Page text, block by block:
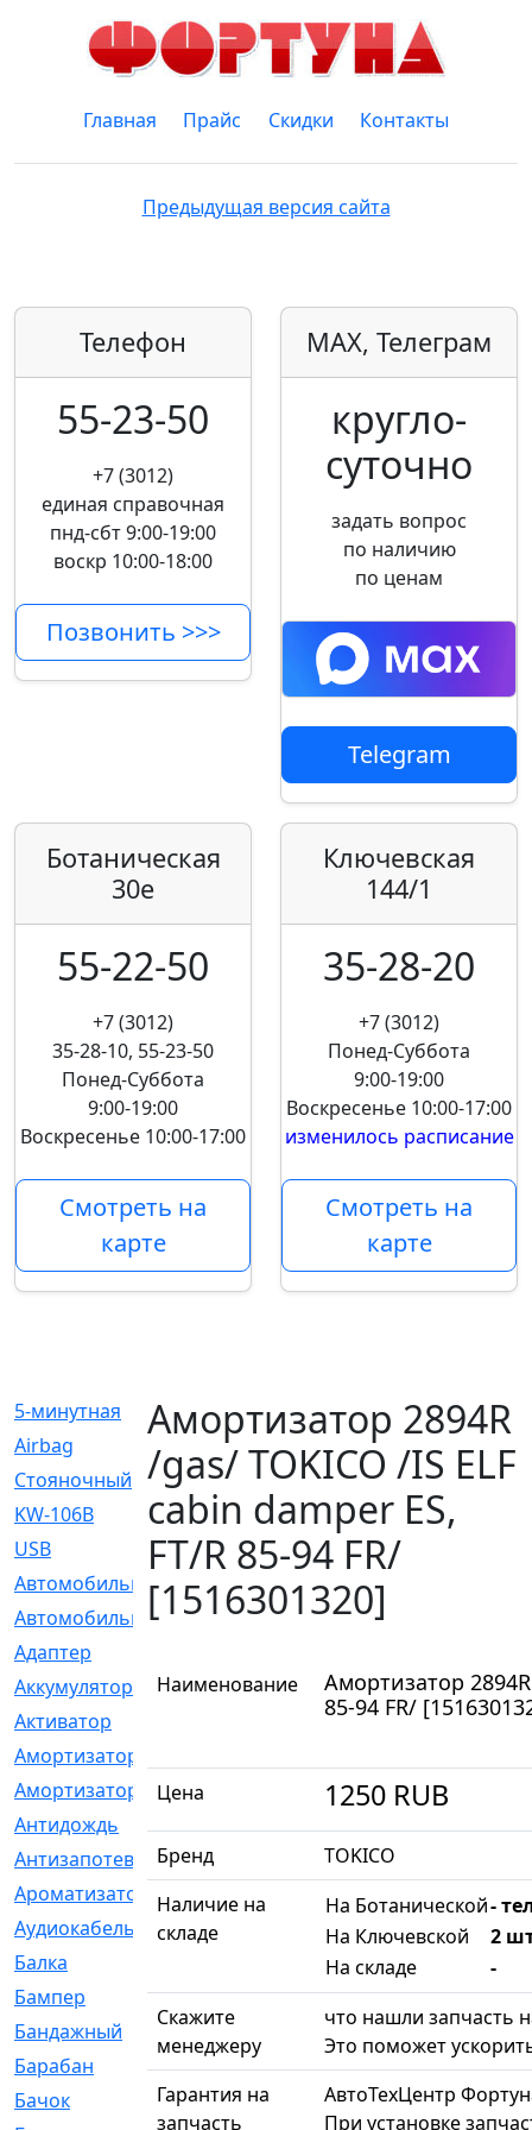
Главная Прайс Скидки Контакты
Предыдущая версия сайта
Телефон
55-23-50
+7 (3012)
единая справочная
пнд-сбт 9:00-19:00
воскр 10:00-18:00
Позвонить >>>
MAX, Телеграм
кругло­
суточно
задать вопрос
по наличию
по ценам
Telegram
Ботаническая
30е
55-22-50
+7 (3012)
35-28-10, 55-23-50
Понед-Суббота
9:00-19:00
Воскресенье 10:00-17:00
Смотреть на
карте
Ключевская
144/1
35-28-20
+7 (3012)
Понед-Суббота
9:00-19:00
Воскресенье 10:00-17:00
изменилось расписание
Смотреть на
карте
5-минутная
[1]
Airbag
[18]
Cтояночный
[1]
KW-106B
[0]
USB
[6]
Автомобильное
[6]
Автомобильный
[6]
Адаптер
Аккумулятор
[2]
Активатор
Амортизатор
Амортизаторы
Антидождь
[1]
Антизапотеватель
Ароматизатор
[35]
Аудиокабель
Балка
Бампер
[137]
Бандажный
[6]
Барабан
[5]
Бачок
[40]
Амортизатор 2894R
/gas/ TOKICO /IS ELF
cabin damper ES,
FT/R 85-94 FR/
[1516301320]
Наименование
Амортизатор
85-94 FR/
Цена 1250 RUB
Бренд
TOKICO
Наличие на
складе
На Ботанической-
На Ключевской
2
На складе
-
Скажите
менеджеру
что нашли запчасть
Это поможет
Гарантия на
запчасть
АвтоТехЦентр
При установке